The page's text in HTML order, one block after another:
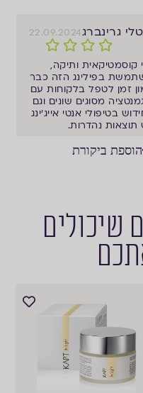
גרינברג22.09.2024
קוסמטיקאית ותיקה,
בפילינג הזה כבר
זמן לטפל בלקוחות עם
מסוגים שונים וגם
בטיפולי אנטי אייג'ינג
תוצאות נהדרות.
הוספת ביקורת
שיכולים